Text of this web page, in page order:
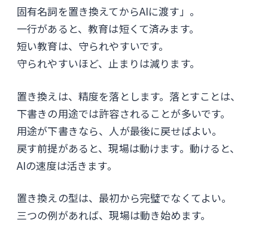
固有名詞を置き換えてからAIに渡す」。
一行があると、教育は短くて済みます。
短い教育は、守られやすいです。
守られやすいほど、止まりは減ります。
置き換えは、精度を落とします。落とすことは、
下書きの用途では許容されることが多いです。
用途が下書きなら、人が最後に戻せばよい。
戻す前提があると、現場は動けます。動けると、
AIの速度は活きます。
置き換えの型は、最初から完璧でなくてよい。
三つの例があれば、現場は動き始めます。